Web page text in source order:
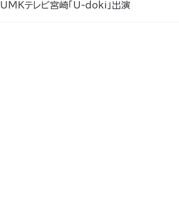
UMKテレビ宮崎「U-doki」出演